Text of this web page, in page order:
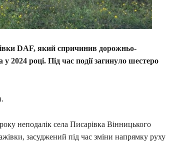
DAF, який спричинив дорожньо-
2024 році. Під час події загинуло шестеро
неподалік села Писарівка Вінницького
засуджений під час зміни напрямку руху